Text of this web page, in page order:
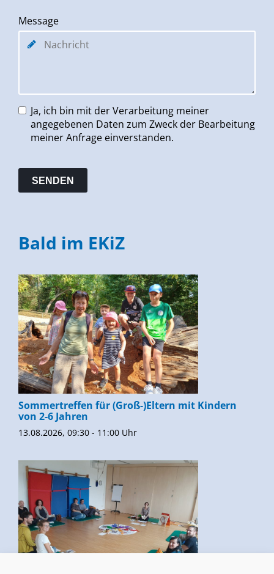
Message
Ja, ich bin mit der Verarbeitung meiner
angegebenen Daten zum Zweck der Bearbeitung
meiner Anfrage einverstanden.
Bald im EKiZ
Sommertreffen für (Groß-)Eltern mit Kindern
von 2-6 Jahren
13.08.2026, 09:30 - 11:00 Uhr